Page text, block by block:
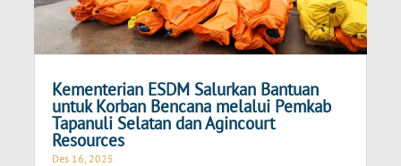
Kementerian ESDM Salurkan Bantuan
untuk Korban Bencana melalui Pemkab
Tapanuli Selatan dan Agincourt
Resources
Des 16, 2025